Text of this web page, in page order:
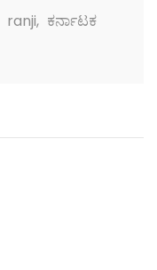
ranji, ಕರ್ನಾಟಕ